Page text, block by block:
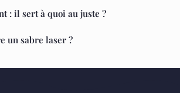
: il sert à quoi au juste ?
un sabre laser ?